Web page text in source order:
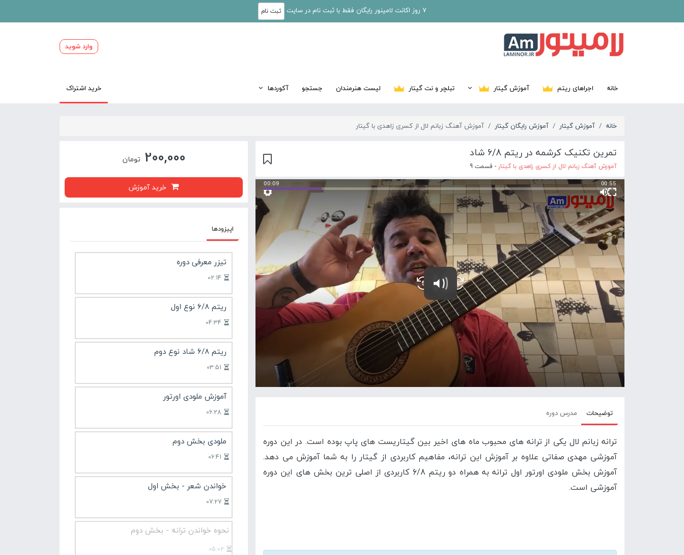
7 روز اکانت لامینور رایگان فقط با ثبت نام در سایت ثبت نام
وارد شوید
خانه اجراهای ریتم آموزش گیتار تبلچر و نت گیتار لیست هنرمندان جستجو آکوردها خرید اشتراک
خانه آموزش گیتار آموزش رایگان گیتار آموزش آهنگ زبانم لال از کسری زاهدی با گیتار
تمرین تکنیک کرشمه در ریتم 6/8 شاد
آموزش آهنگ زبانم لال از کسری زاهدی با گیتار - قسمت 9
توضیحات مدرس دوره
ترانه زبانم لال یکی از ترانه های محبوب ماه های اخیر بین گیتاریست های پاپ بوده است. در این دوره
آموزشی مهدی صفاتی علاوه بر آموزش این ترانه، مفاهیم کاربردی از گیتار را به شما آموزش می دهد.
آموزش بخش ملودی اورتور اول ترانه به همراه دو ریتم 6/8 کاربردی از اصلی ترین بخش های این دوره
آموزشی است.
200,000 تومان
اپیزودها
تیزر معرفی دوره
02:14
ریتم 6/8 نوع اول
04:34
ریتم 6/8 شاد نوع دوم
03:51
آموزش ملودی اورتور
06:28
ملودی بخش دوم
06:41
خواندن شعر - بخش اول
07:27
نحوه خواندن ترانه - بخش دوم
05:02